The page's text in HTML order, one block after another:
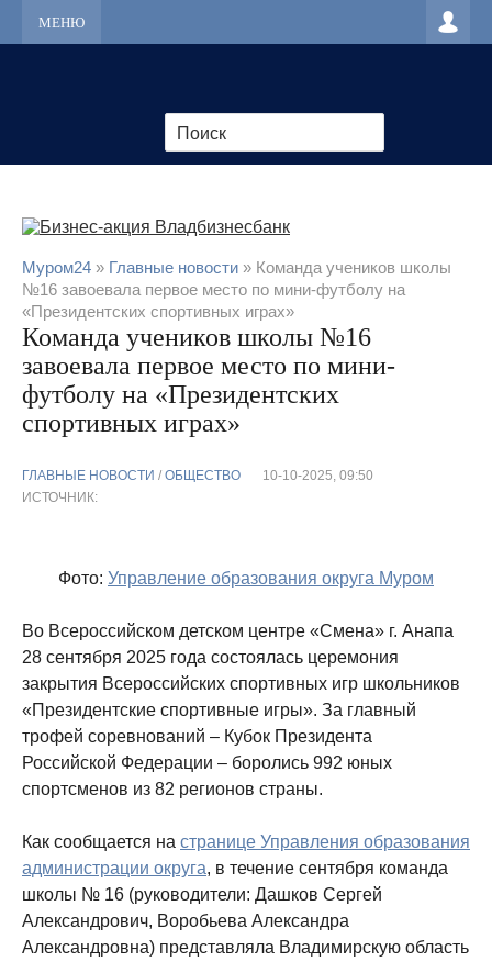
МЕНЮ
Муром24 » Главные новости » Команда учеников школы
№16 завоевала первое место по мини-футболу на
«Президентских спортивных играх»
Команда учеников школы №16
завоевала первое место по мини-
футболу на «Президентских
спортивных играх»
ГЛАВНЫЕ НОВОСТИ / ОБЩЕСТВО
10-10-2025, 09:50
ИСТОЧНИК:
Фото: Управление образования округа Муром
Во Всероссийском детском центре «Смена» г. Анапа
28 сентября 2025 года состоялась церемония
закрытия Всероссийских спортивных игр школьников
«Президентские спортивные игры». За главный
трофей соревнований – Кубок Президента
Российской Федерации – боролись 992 юных
спортсменов из 82 регионов страны.
Как сообщается на странице Управления образования
администрации округа, в течение сентября команда
школы № 16 (руководители: Дашков Сергей
Александрович, Воробьева Александра
Александровна) представляла Владимирскую область